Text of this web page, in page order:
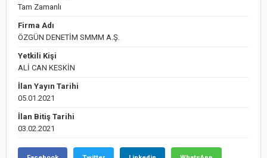
Tam Zamanlı
Firma Adı
ÖZGÜN DENETİM SMMM A.Ş.
Yetkili Kişi
ALİ CAN KESKİN
İlan Yayın Tarihi
05.01.2021
İlan Bitiş Tarihi
03.02.2021